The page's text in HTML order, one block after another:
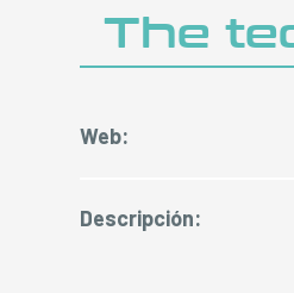
The
Web:
Descripción: